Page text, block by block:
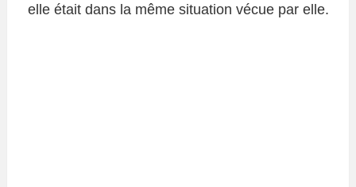
elle était dans la même situation vécue par elle.